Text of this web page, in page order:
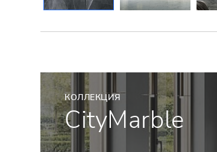
КОЛЛЕКЦИЯ
CityMarble